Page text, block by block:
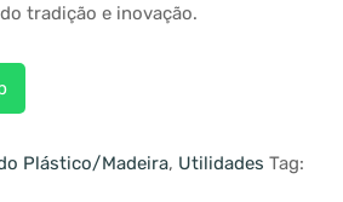
tradição e inovação.
Plástico/Madeira, Utilidades Tag: